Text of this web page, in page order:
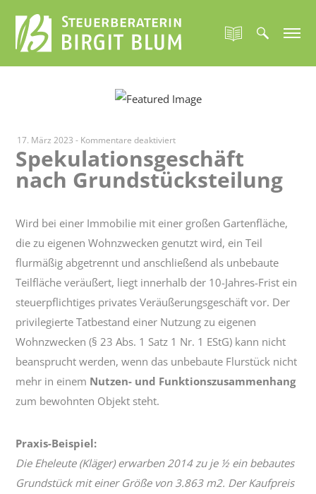
17. März 2023 - Kommentare deaktiviertfür
Spekulationsgeschäft
nach
Grundstücksteilung
Spekulationsgeschäft
nach Grundstücksteilung
Wird bei einer Immobilie mit einer großen Gartenfläche,
die zu eigenen Wohnzwecken genutzt wird, ein Teil
flurmäßig abgetrennt und anschließend als unbebaute
Teilfläche veräußert, liegt innerhalb der 10-Jahres-Frist ein
steuerpflichtiges privates Veräußerungsgeschäft vor. Der
privilegierte Tatbestand einer Nutzung zu eigenen
Wohnzwecken (§ 23 Abs. 1 Satz 1 Nr. 1 EStG) kann nicht
beansprucht werden, wenn das unbebaute Flurstück nicht
mehr in einem Nutzen- und Funktionszusammenhang
zum bewohnten Objekt steht.
Praxis-Beispiel:
Die Eheleute (Kläger) erwarben 2014 zu je ½ ein bebautes
Grundstück mit einer Größe von 3.863 m2. Der Kaufpreis